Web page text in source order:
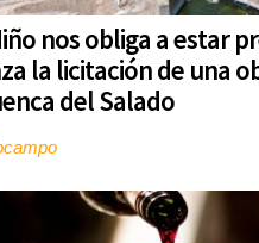
nos obliga a estar
la licitación de una
del Salado